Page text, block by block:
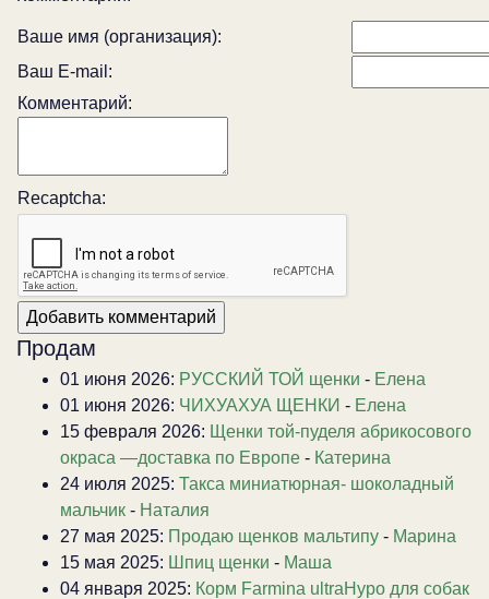
Ваше имя (организация):
Ваш E-mail:
Комментарий:
Recaptcha:
Продам
01 июня 2026: РУССКИЙ ТОЙ щенки - Елена
01 июня 2026: ЧИХУАХУА ЩЕНКИ - Елена
15 февраля 2026: Щенки той-пуделя абрикосового
окраса —доставка по Европе - Катерина
24 июля 2025: Такса миниатюрная- шоколадный
мальчик - Наталия
27 мая 2025: Продаю щенков мальтипу - Марина
15 мая 2025: Шпиц щенки - Маша
04 января 2025: Корм Farmina ultraHypo для собак